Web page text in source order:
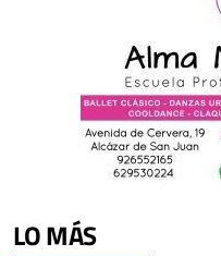
LO MÁS